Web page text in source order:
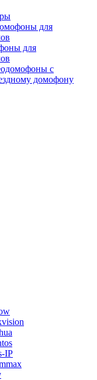
для
для
с
домофону
IP